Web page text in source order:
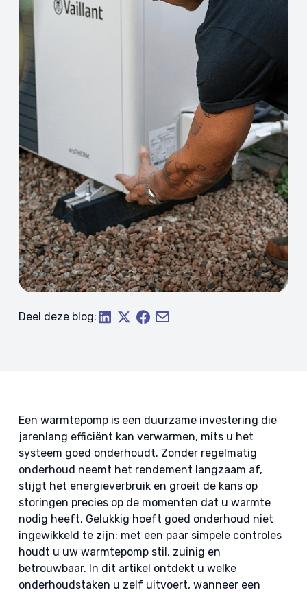
Deel deze blog:
Een warmtepomp is een duurzame investering die
jarenlang efficiënt kan verwarmen, mits u het
systeem goed onderhoudt. Zonder regelmatig
onderhoud neemt het rendement langzaam af,
stijgt het energieverbruik en groeit de kans op
storingen precies op de momenten dat u warmte
nodig heeft. Gelukkig hoeft goed onderhoud niet
ingewikkeld te zijn: met een paar simpele controles
houdt u uw warmtepomp stil, zuinig en
betrouwbaar. In dit artikel ontdekt u welke
onderhoudstaken u zelf uitvoert, wanneer een